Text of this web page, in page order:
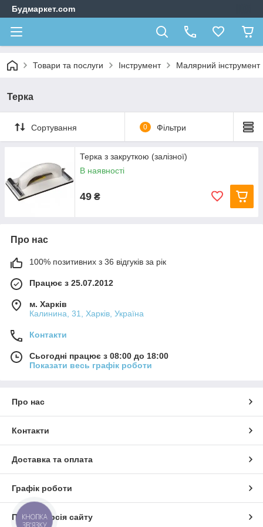
Будмаркет.com
Товари та послуги Інструмент Малярний інструмент
Терка
Сортування 0 Фільтри
Терка з закруткою (залізної)
В наявності
49 ₴
Про нас
100% позитивних з 36 відгуків за рік
Працює з 25.07.2012
м. Харків
Калинина, 31, Харків, Україна
Контакти
Сьогодні працює з 08:00 до 18:00
Показати весь графік роботи
Про нас
Контакти
Доставка та оплата
Графік роботи
Повна версія сайту
КНОПКА
ЗВ'ЯЗКУ